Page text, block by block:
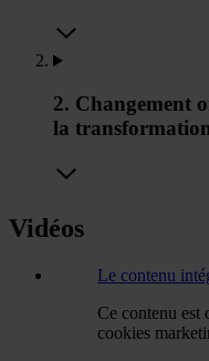
2. Changement
la
Vidéos
Le contenu
Ce contenu est
cookies